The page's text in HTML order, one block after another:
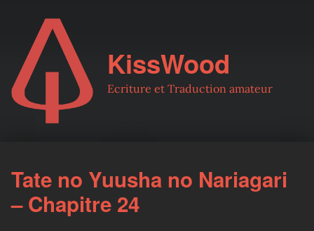
KissWood
Ecriture et Traduction amateur
Tate no Yuusha no Nariagari
– Chapitre 24